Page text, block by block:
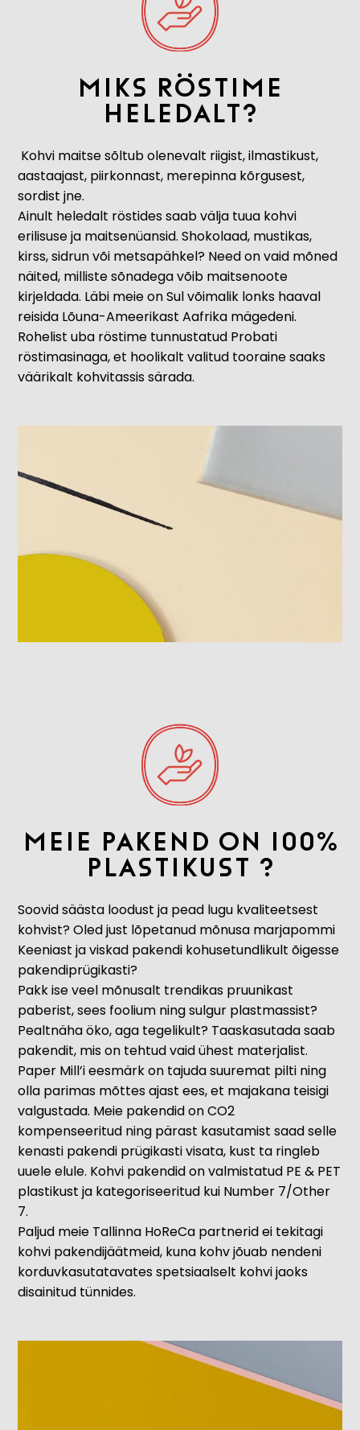
Miks röstime
heledalt?
Kohvi maitse sõltub olenevalt riigist, ilmastikust,
aastaajast, piirkonnast, merepinna kõrgusest,
sordist jne.
Ainult heledalt röstides saab välja tuua kohvi
erilisuse ja maitsenüansid. Shokolaad, mustikas,
kirss, sidrun või metsapähkel? Need on vaid mõned
näited, milliste sõnadega võib maitsenoote
kirjeldada. Läbi meie on Sul võimalik lonks haaval
reisida Lõuna-Ameerikast Aafrika mägedeni.
Rohelist uba röstime tunnustatud Probati
röstimasinaga, et hoolikalt valitud tooraine saaks
väärikalt kohvitassis särada.
meie pakend on 100%
plastikust ?
Soovid säästa loodust ja pead lugu kvaliteetsest
kohvist? Oled just lõpetanud mõnusa marjapommi
Keeniast ja viskad pakendi kohusetundlikult õigesse
pakendiprügikasti?
Pakk ise veel mõnusalt trendikas pruunikast
paberist, sees foolium ning sulgur plastmassist?
Pealtnäha öko, aga tegelikult? Taaskasutada saab
pakendit, mis on tehtud vaid ühest materjalist.
Paper Mill’i eesmärk on tajuda suuremat pilti ning
olla parimas mõttes ajast ees, et majakana teisigi
valgustada. Meie pakendid on CO2
kompenseeritud ning pärast kasutamist saad selle
kenasti pakendi prügikasti visata, kust ta ringleb
uuele elule. Kohvi pakendid on valmistatud PE & PET
plastikust ja kategoriseeritud kui Number 7/Other
7.
Paljud meie Tallinna HoReCa partnerid ei tekitagi
kohvi pakendijäätmeid, kuna kohv jõuab nendeni
korduvkasutatavates spetsiaalselt kohvi jaoks
disainitud tünnides.